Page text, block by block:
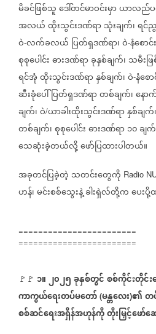
မိခင်ဖြစ်သူဒေါ်တင်မာဝင်းမှာယာလည်ပ
အလယ်ထိုးသွင်းဒဏ်ရာသုံးချက်၊ရင်
ဝဲ-လက်ခလယ် ပြတ်ရှဒဏ်ရာ၊ဝဲ-နံစော
စုစုပေါင်းဓားဒဏ်ရာခုနှစ်ချက်၊ သမီးဖ
ရင်အုံထိုးသွင်းဒဏ်ရာနှစ်ချက်၊ဝဲ-နံစေ
ဆီးခုံပေါ်ပြတ်ရှဒဏ်ရာတစ်ချက်၊နော
ချက်၊ဝဲ/ယာခါးထိုးသွင်းဒဏ်ရာနှစ်ချက်၊
တစ်ချက်၊စုစုပေါင်းဓားဒဏ်ရာ၁၀ချ
သေဆုံးခဲ့တယ်လို့ဖော်ပြထားပါတယ်။
အခုတင်ပြခဲ့တဲ့ သတင်းတွေကို Radio
ဟန်၊မင်းစစ်သွေးနဲ့ခါးရှဲလ်တို့ကပေး
========================
========================
🚩🚩 ၁။၂၀၂၅ခုနှစ်တွင်စစ်ကိုင်းတိုင်း
ကာကွယ်ရေးတပ်မတော် (မန္တလေး)၏တ
စစ်ဆင်ရေးအရှိန်အဟုန်ကိုတိုးမြှင့်ဖော်